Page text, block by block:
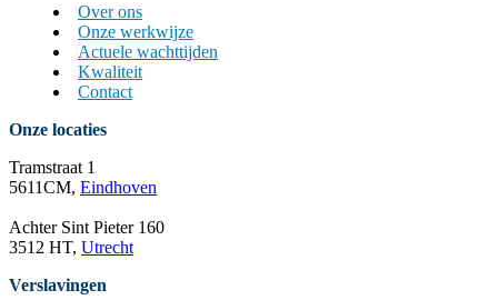
Over ons
Onze werkwijze
Actuele wachttijden
Kwaliteit
Contact
Onze locaties
Tramstraat 1
5611CM, Eindhoven
Achter Sint Pieter 160
3512 HT, Utrecht
Verslavingen